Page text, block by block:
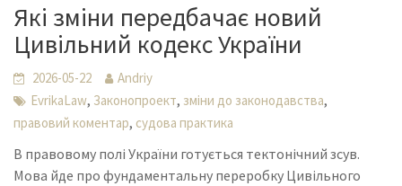
Які зміни передбачає новий
Цивільний кодекс України
2026-05-22
Andriy
EvrikaLaw, Законопроект, зміни до законодавства,
правовий коментар, судова практика
В правовому полі України готується тектонічний зсув.
Мова йде про фундаментальну переробку Цивільного